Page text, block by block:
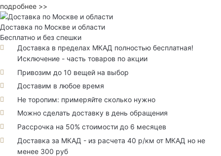
подробнее >>
Доставка по Москве и области
Бесплатно и без спешки
Доставка в пределах МКАД полностью бесплатная!
Исключение - часть товаров по акции
Привозим до 10 вещей на выбор
Доставим в любое время
Не торопим: примеряйте сколько нужно
Можно сделать доставку в день обращения
Рассрочка на 50% стоимости до 6 месяцев
Доставка за МКАД - из расчета 40 р/км от МКАД но не
менее 300 руб